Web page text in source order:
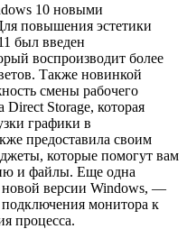
10 новыми
повышения эстетики
был введен
воспроизводит более
Также новинкой
смены рабочего
Storage, которая
графики в
предоставила своим
которые помогут вам
и файлы. Еще одна
версии Windows, —
монитора к
процесса.